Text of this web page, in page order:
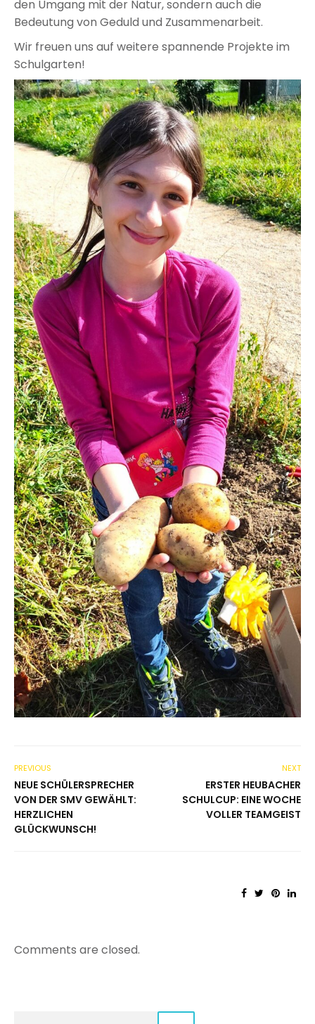
den Umgang mit der Natur, sondern auch die
Bedeutung von Geduld und Zusammenarbeit.
Wir freuen uns auf weitere spannende Projekte im
Schulgarten!
PREVIOUS
NEUE SCHÜLERSPRECHER
VON DER SMV GEWÄHLT:
HERZLICHEN
GLÜCKWUNSCH!
NEXT
ERSTER HEUBACHER
SCHULCUP: EINE WOCHE
VOLLER TEAMGEIST
Comments are closed.